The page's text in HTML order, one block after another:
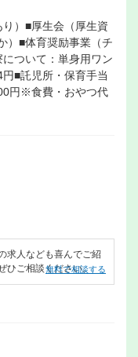
）■厚生会（厚生資
）■体育奨励事業（チ
ついて：単身用ワン
■託児所・保育手当
円※食費・おやつ代
求人なども喜んでご紹
ひご相談ください。
無料で相談する